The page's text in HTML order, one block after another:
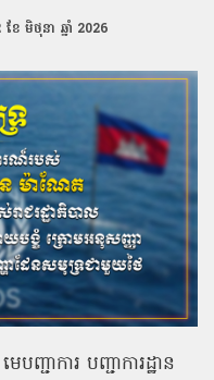
ខែ មិថុនា ឆ្នាំ 2026
ជាការ បញ្ជាការដ្ឋាន